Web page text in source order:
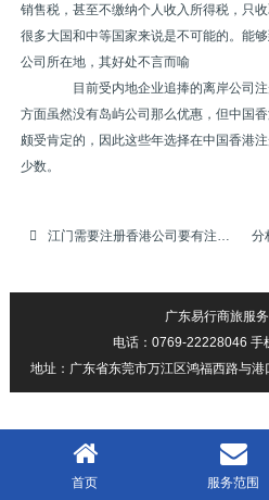
销售税，甚至不缴纳个人收入所得税，只
很多大国和中等国家来说是不可能的。能
公司所在地，其好处不言而喻
目前受内地企业追捧的离岸公司注
方面虽然没有岛屿公司那么优惠，但中国
颇受肯定的，因此这些年选择在中国香港
少数。
江门需要注册香港公司要有注册地址吗
广东易行商旅服
电话：0769-22228046 手
地址：广东省东莞市万江区鸿福西路与
首页 服务范围